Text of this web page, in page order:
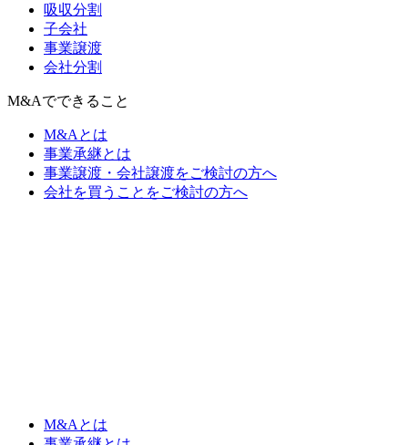
吸収分割
子会社
事業譲渡
会社分割
M&Aでできること
M&Aとは
事業承継とは
事業譲渡・会社譲渡をご検討の方へ
会社を買うことをご検討の方へ
M&Aとは